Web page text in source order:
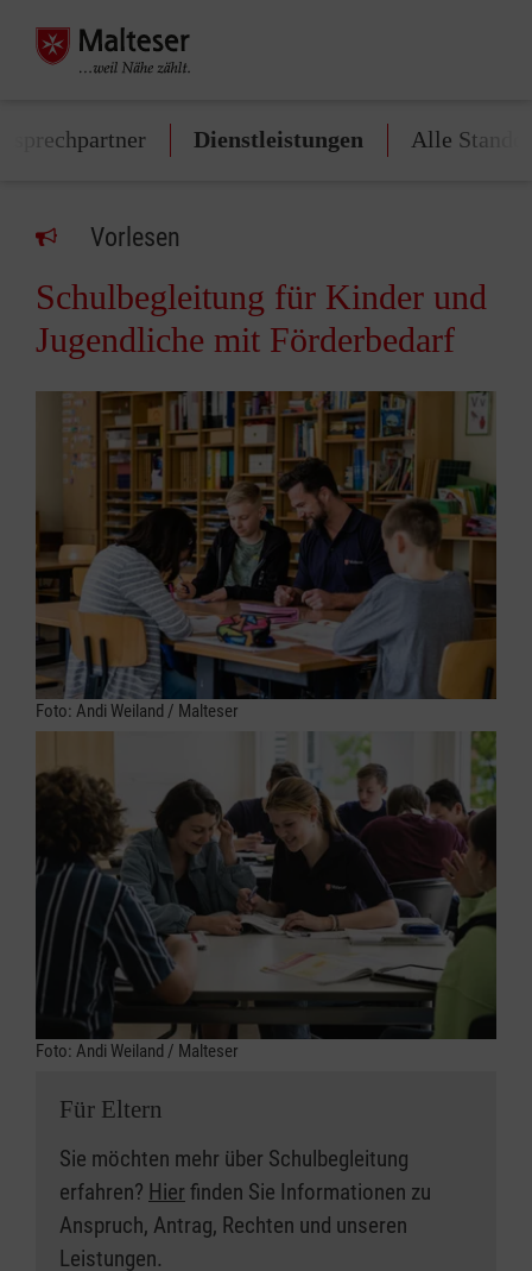
Dienstleistungen Alle
Vorlesen
Schulbegleitung für Kinder und
Jugendliche mit Förderbedarf
Foto: Andi Weiland / Malteser
Foto: Andi Weiland / Malteser
Für Eltern
Sie möchten mehr über Schulbegleitung
erfahren? Hier finden Sie Informationen zu
Anspruch, Antrag, Rechten und unseren
Leistungen.